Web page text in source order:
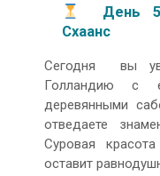
День
Схаанс
Сегодня вы
Голландию с
деревянными
отведаете
Суровая
оставит